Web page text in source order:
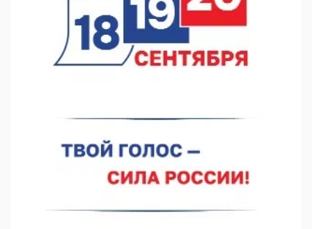
В Нижегородской области созданы четыре ММЦ
07.08.2026 11:46